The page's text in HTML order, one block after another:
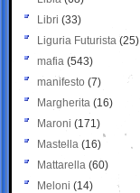
Libri (33)
Liguria Futurista (25)
mafia (543)
manifesto (7)
Margherita (16)
Maroni (171)
Mastella (16)
Mattarella (60)
Meloni (14)